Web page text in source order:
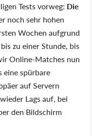
Tests vorweg: Die
noch sehr hohen
Wochen aufgrund
zu einer Stunde, bis
Online-Matches nun
eine spürbare
auf Servern
Lags auf, bei
den Bildschirm